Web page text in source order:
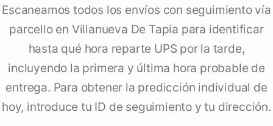
Escaneamos todos los envíos con seguimiento vía
parcello en Villanueva De Tapia para identificar
hasta qué hora reparte UPS por la tarde,
incluyendo la primera y última hora probable de
entrega. Para obtener la predicción individual de
hoy, introduce tu ID de seguimiento y tu dirección.